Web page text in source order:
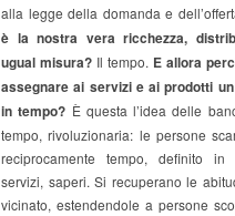
alla legge della domanda e
è la nostra vera ricchezza,
ugual misura? Il tempo. E allora
assegnare ai servizi e ai prodotti
in tempo? È questa l’idea delle
tempo, rivoluzionaria: le persone
reciprocamente tempo, definito in
servizi, saperi. Si recuperano le
vicinato, estendendole a persone